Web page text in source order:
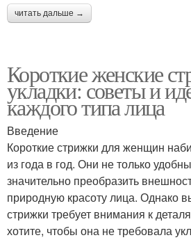
читать дальше →
Короткие женские
укладки: советы и
каждого типа лица
Введение
Короткие стрижки для женщин
из года в год. Они не только
значительно преобразить
природную красоту лица. Однако
стрижки требует внимания к
хотите, чтобы она не требовала